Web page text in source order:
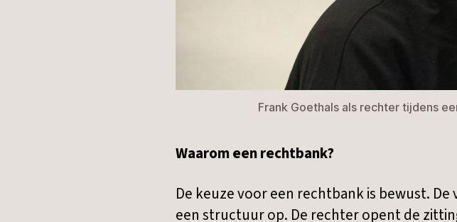
Frank Goethals als rechter tijdens
Waarom een rechtbank?
De keuze voor een rechtbank is bewust.
een structuur op. De rechter opent de